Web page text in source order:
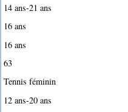
14 ans-21 ans
16 ans
16 ans
63
Tennis féminin
12 ans-20 ans